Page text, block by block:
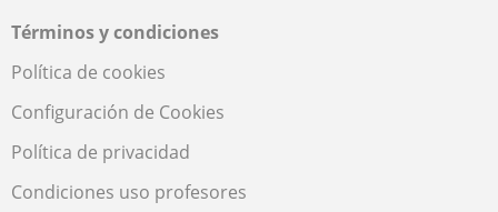
Términos y condiciones
Política de cookies
Configuración de Cookies
Política de privacidad
Condiciones uso profesores